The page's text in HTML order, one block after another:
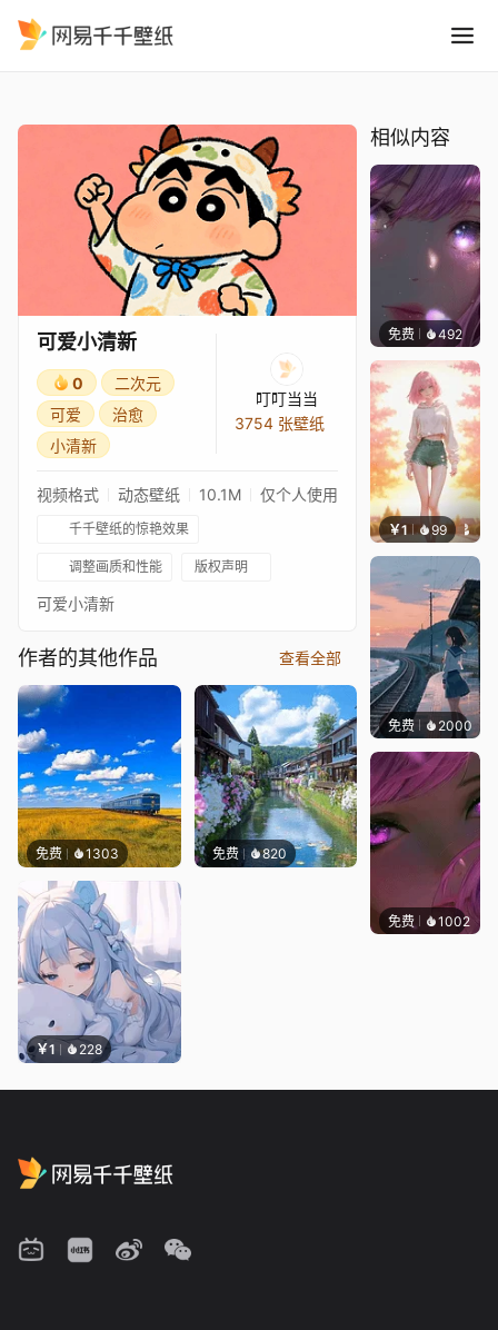
可爱小清新
0
二次元
可爱
治愈
小清新
叮叮当当
3754 张壁纸
视频格式 动态壁纸 10.1M 仅个人使用
千千壁纸的惊艳效果
调整画质和性能 版权声明
可爱小清新
作者的其他作品 查看全部
免费 1303 免费 820
￥1 228
相似内容
免费 492辰东
￥1 99 辰东
免费 2000辰东
免费 1002辰东